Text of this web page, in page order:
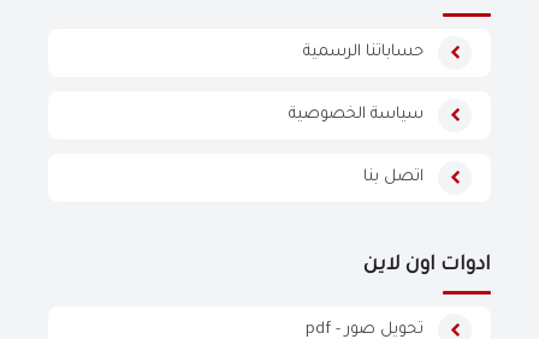
حساباتنا الرسمية
سياسة الخصوصية
اتصل بنا
ادوات اون لاين
تحويل صور - pdf